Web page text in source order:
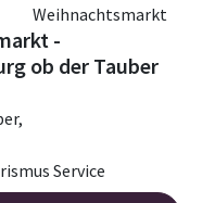
Weihnachtsmarkt
-
ob der Tauber
Service